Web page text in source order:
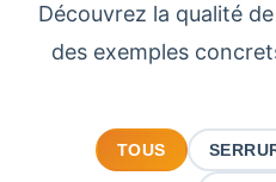
Découvrez la qualité
des exemples
TOUS